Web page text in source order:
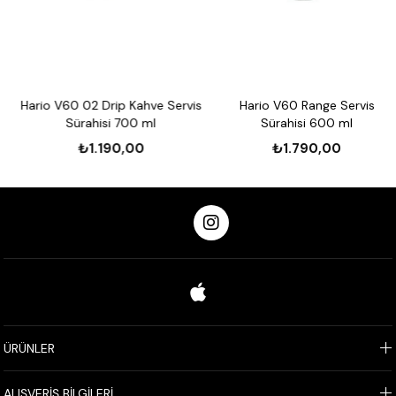
Hario V60 02 Drip Kahve Servis
Sürahisi 700 ml
₺1.190,00
Hario V60 Range Servis
Sürahisi 600 ml
₺1.790,00
ÜRÜNLER